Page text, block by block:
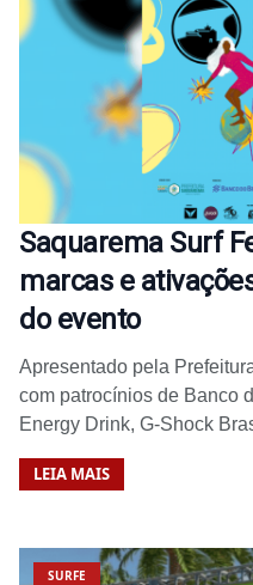
Saquarema Surf
marcas e
do evento
Apresentado pela
com patrocínios de Banco
Energy Drink, G-Shock
LEIA MAIS
SURFE